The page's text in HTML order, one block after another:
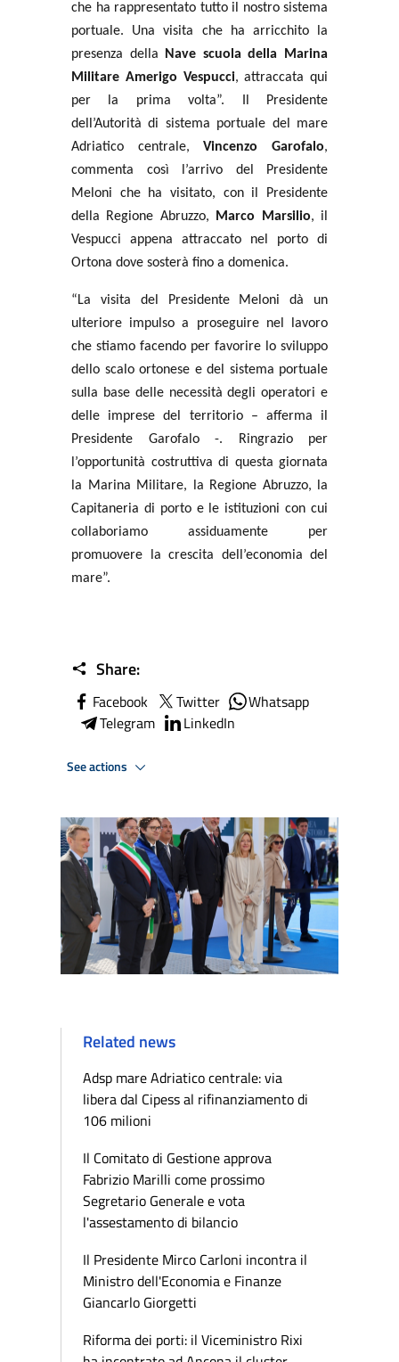
che ha rappresentato tutto il nostro sistema
portuale. Una visita che ha arricchito la
presenza della
Nave scuola della Marina
Militare Amerigo Vespucci, attraccata qui
per la prima volta”. Il Presidente
dell’Autorità di sistema portuale del mare
Adriatico centrale,Vincenzo Garofalo,
commenta così l’arrivo del Presidente
Meloni che ha visitato, con il Presidente
della Regione Abruzzo,
Marco Marsilio, il
Vespucci appena attraccato nel porto di
Ortona dove sosterà fino a domenica.
“La visita del Presidente Meloni dà un
ulteriore impulso a proseguire nel lavoro
che stiamo facendo per favorire lo sviluppo
dello scalo ortonese e del sistema portuale
sulla base delle necessità degli operatori e
delle imprese del territorio – afferma il
Presidente Garofalo -. Ringrazio per
l’opportunità costruttiva di questa giornata
la Marina Militare, la Regione Abruzzo, la
Capitaneria di porto e le istituzioni con cui
collaboriamo assiduamente per
promuovere la crescita dell’economia del
mare”.
Share:
Facebook Twitter
Whatsapp
Telegram
LinkedIn
See actions
Related news
Adsp mare Adriatico centrale: via
libera dal Cipess al rifinanziamento di
106 milioni
Il Comitato di Gestione approva
Fabrizio Marilli come prossimo
Segretario Generale e vota
l'assestamento di bilancio
Il Presidente Mirco Carloni incontra il
Ministro dell'Economia e Finanze
Giancarlo Giorgetti
Riforma dei porti: il Viceministro Rixi